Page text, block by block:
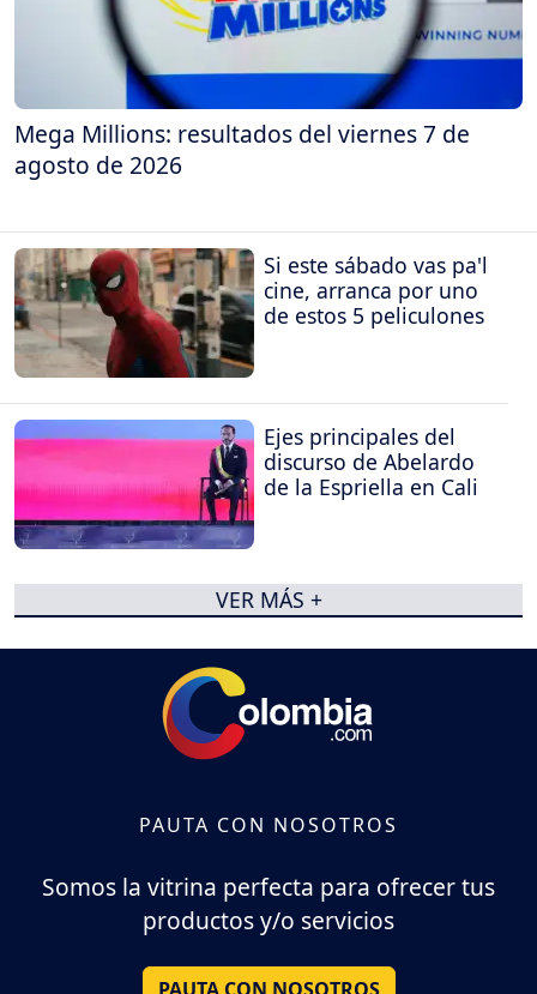
Mega Millions: resultados del viernes 7 de
agosto de 2026
Si este sábado vas pa'l
cine, arranca por uno
de estos 5 peliculones
Ejes principales del
discurso de Abelardo
de la Espriella en Cali
VER MÁS +
PAUTA CON NOSOTROS
Somos la vitrina perfecta para ofrecer tus
productos y/o servicios